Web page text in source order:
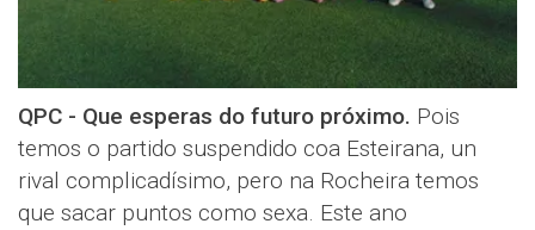
QPC - Que esperas do futuro próximo. Pois
temos o partido suspendido coa Esteirana, un
rival complicadísimo, pero na Rocheira temos
que sacar puntos como sexa. Este ano